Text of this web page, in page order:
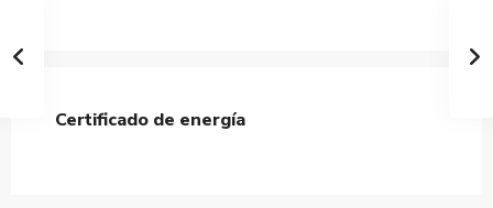
Certificado de energía